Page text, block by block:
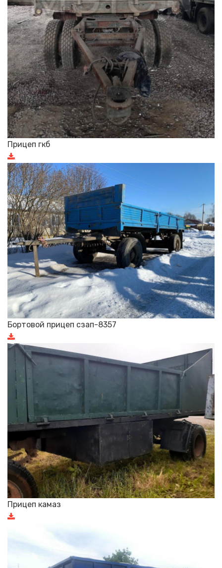
Прицеп гкб
Бортовой прицеп сзап-8357
Прицеп камаз